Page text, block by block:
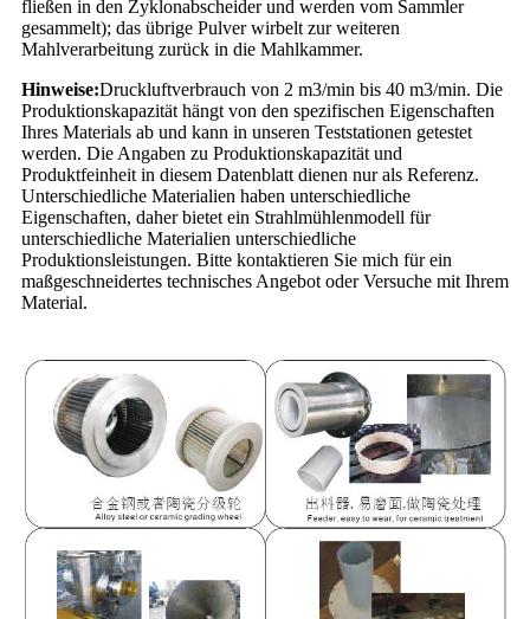
fließen in den Zyklonabscheider und werden vom Sammler
gesammelt); das übrige Pulver wirbelt zur weiteren
Mahlverarbeitung zurück in die Mahlkammer.
Hinweise:Druckluftverbrauch von 2 m3/min bis 40 m3/min. Die
Produktionskapazität hängt von den spezifischen Eigenschaften
Ihres Materials ab und kann in unseren Teststationen getestet
werden. Die Angaben zu Produktionskapazität und
Produktfeinheit in diesem Datenblatt dienen nur als Referenz.
Unterschiedliche Materialien haben unterschiedliche
Eigenschaften, daher bietet ein Strahlmühlenmodell für
unterschiedliche Materialien unterschiedliche
Produktionsleistungen. Bitte kontaktieren Sie mich für ein
maßgeschneidertes technisches Angebot oder Versuche mit Ihrem
Material.